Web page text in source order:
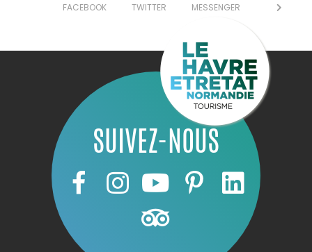
FACEBOOK
TWITTER MESSENGER
SUIVEZ-NOUS